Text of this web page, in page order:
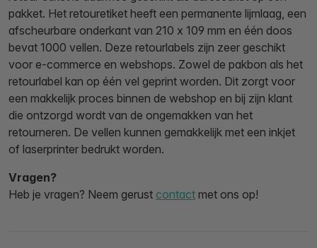
pakket. Het retouretiket heeft een permanente lijmlaag, een
afscheurbare onderkant van 210 x 109 mm en één doos
bevat 1000 vellen. Deze retourlabels zijn zeer geschikt
voor e-commerce en webshops. Zowel de pakbon als het
retourlabel kan op één vel geprint worden. Dit zorgt voor
een makkelijk proces binnen de webshop en bij zijn klant
die ontzorgd wordt van de ongemakken van het
retourneren. De vellen kunnen gemakkelijk met een inkjet
of laserprinter bedrukt worden.
Vragen?
Heb je vragen? Neem gerust contact met ons op!